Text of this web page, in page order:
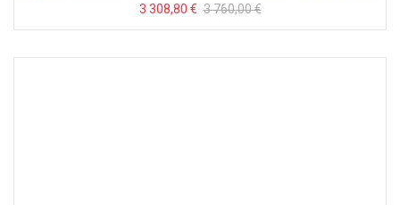
3 308,80 € 3 760,00 €